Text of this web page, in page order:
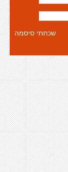
שכחתי סיסמה